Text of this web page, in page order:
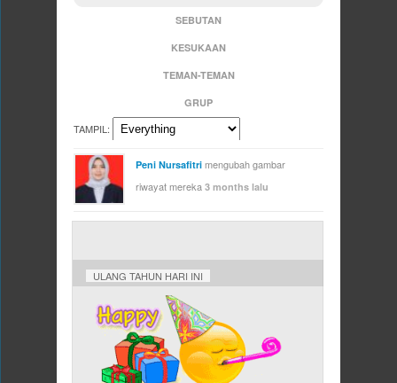
SEBUTAN
KESUKAAN
TEMAN-TEMAN
GRUP
TAMPIL:
Peni Nursafitri mengubah gambar
riwayat mereka 3 months lalu
ULANG TAHUN HARI INI